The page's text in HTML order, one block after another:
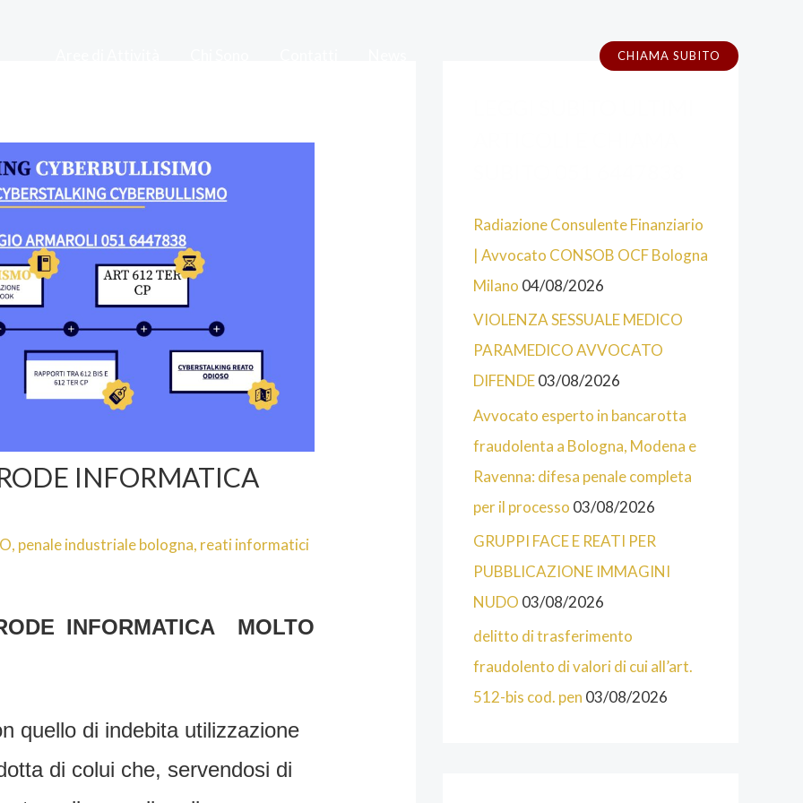
CHIAMA SUBITO
INFORMATICA
, penale industriale bologna, reati informatici
INFORMATICA MOLTO
quello di indebita utilizzazione
di colui che, servendosi di
Radiazione Consulente Finanziario
| Avvocato CONSOB OCF Bologna
Milano 04/08/2026
VIOLENZA SESSUALE MEDICO
PARAMEDICO AVVOCATO
DIFENDE03/08/2026
Avvocato esperto in bancarotta
fraudolenta a Bologna, Modena e
Ravenna: difesa penale completa
per il processo 03/08/2026
GRUPPI FACE E REATI PER
PUBBLICAZIONE IMMAGINI
NUDO 03/08/2026
delitto di trasferimento
fraudolento di valori di cui all’art.
512-bis cod. pen 03/08/2026
E
C
A
T
E
G
O
R
I
E
D
E
L
O
R
I
E